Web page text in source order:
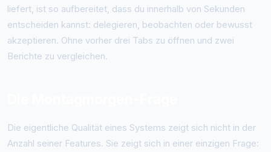
liefert, ist so aufbereitet, dass du innerhalb von Sekunden
entscheiden kannst: delegieren, beobachten oder bewusst
akzeptieren. Ohne vorher drei Tabs zu öffnen und zwei
Berichte zu vergleichen.
Die eigentliche Qualität eines Systems zeigt sich nicht in der
Anzahl seiner Features. Sie zeigt sich in einer einzigen Frage: